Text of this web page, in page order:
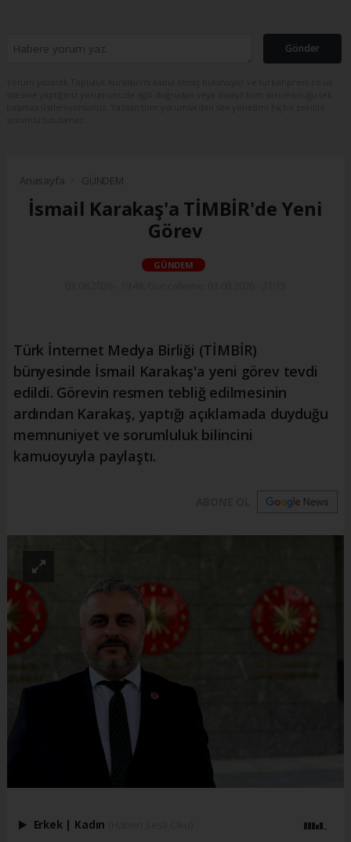
Gönder
Anasayfa GÜNDEM
İsmail Karakaş'a TİMBİR'de Yeni
Görev
GÜNDEM
Türk İnternet Medya Birliği (TİMBİR)
bünyesinde İsmail Karakaş'a yeni görev tevdi
edildi. Görevin resmen tebliğ edilmesinin
ardından Karakaş, yaptığı açıklamada duyduğu
memnuniyet ve sorumluluk bilincini
kamuoyuyla paylaştı.
Erkek | Kadın